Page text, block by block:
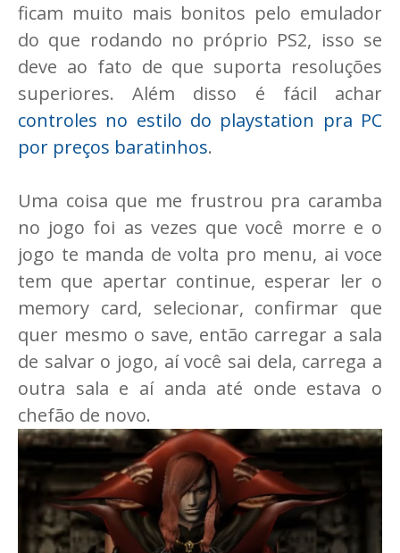
ficam muito mais bonitos pelo emulador
do que rodando no próprio PS2, isso se
deve ao fato de que suporta resoluções
superiores. Além disso é fácil achar
controles no estilo do playstation pra PC
por preços baratinhos.
Uma coisa que me frustrou pra caramba
no jogo foi as vezes que você morre e o
jogo te manda de volta pro menu, ai voce
tem que apertar continue, esperar ler o
memory card, selecionar, confirmar que
quer mesmo o save, então carregar a sala
de salvar o jogo, aí você sai dela, carrega a
outra sala e aí anda até onde estava o
chefão de novo.